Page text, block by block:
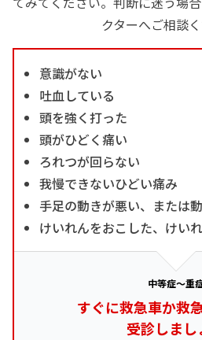
クターへご相談く
意識がない
吐血している
頭を強く打った
頭がひどく痛い
ろれつが回らない
我慢できないひどい痛み
手足の動きが悪い、または
けいれんをおこした、けい
中等症～重
すぐに救急車か救
受診しまし